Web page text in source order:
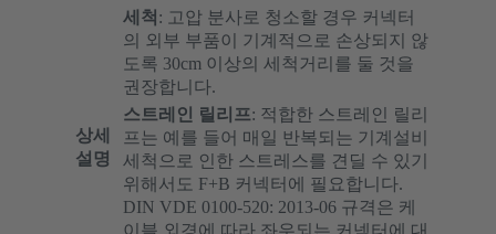
상세
설명
세척 : 고압 분사로 청소할 경우 커넥터
의 외부 부품이 기계적으로 손상되지 않
도록 30cm 이상의 세척거리를 둘 것을
권장합니다.
스트레인 릴리프: 적합한 스트레인 릴리
프는 예를 들어 매일 반복되는 기계설비
세척으로 인한 스트레스를 견딜 수 있기
위해서도 F+B 커넥터에 필요합니다.
DIN VDE 0100-520: 2013-06 규격은 케
이블 외경에 따라 좌우되는 커넥터에 대